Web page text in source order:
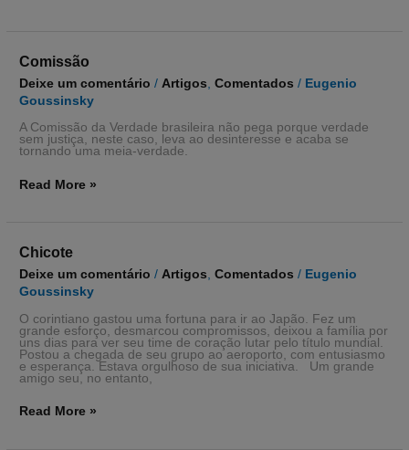
Comissão
Deixe um comentário / Artigos ,Comentados / Eugenio
Goussinsky
A Comissão da Verdade brasileira não pega porque verdade
sem justiça, neste caso, leva ao desinteresse e acaba se
tornando uma meia-verdade.
Comissão
Read More »
Chicote
Deixe um comentário /Artigos,Comentados / Eugenio
Goussinsky
O corintiano gastou uma fortuna para ir ao Japão. Fez um
grande esforço, desmarcou compromissos, deixou a família por
uns dias para ver seu time de coração lutar pelo título mundial.
Postou a chegada de seu grupo ao aeroporto, com entusiasmo
e esperança. Estava orgulhoso de sua iniciativa. Um grande
amigo seu, no entanto,
Chicote
Read More »